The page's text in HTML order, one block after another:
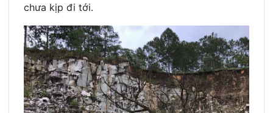
chưa kịp đi tới.